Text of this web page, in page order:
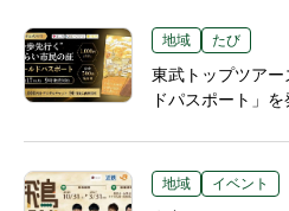
地域 たび
東武トップツア
ドパスポート」を
地域 イベント